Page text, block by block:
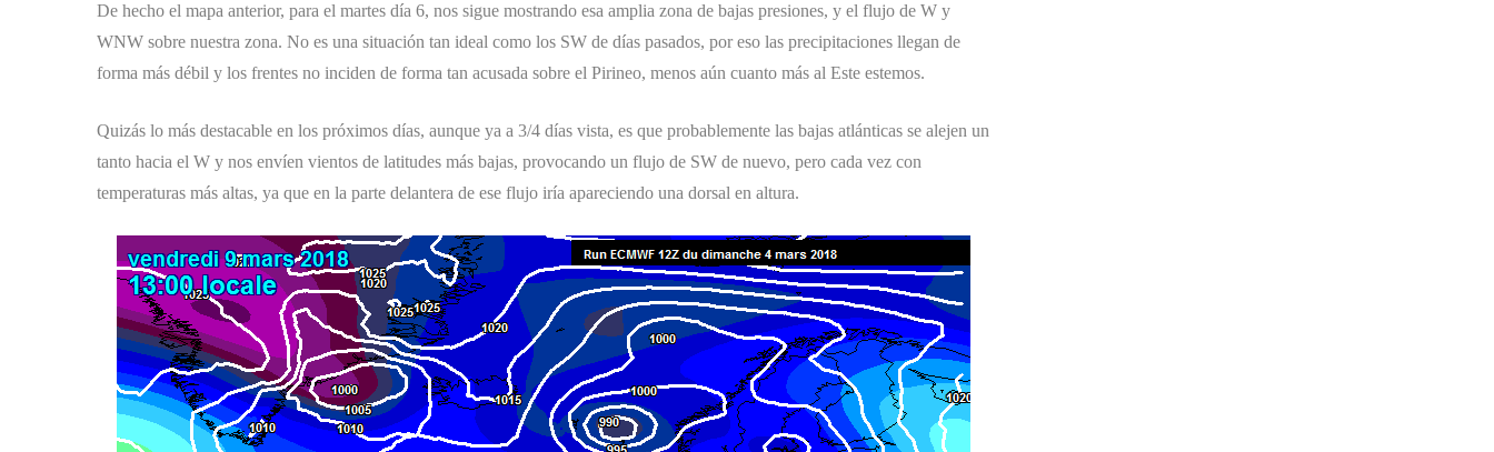
De hecho el mapa anterior, para el martes día 6, nos sigue mostrando esa amplia zona de bajas presiones, y el flujo de W y
WNW sobre nuestra zona. No es una situación tan ideal como los SW de días pasados, por eso las precipitaciones llegan de
forma más débil y los frentes no inciden de forma tan acusada sobre el Pirineo, menos aún cuanto más al Este estemos.
Quizás lo más destacable en los próximos días, aunque ya a 3/4 días vista, es que probablemente las bajas atlánticas se alejen un
tanto hacia el W y nos envíen vientos de latitudes más bajas, provocando un flujo de SW de nuevo, pero cada vez con
temperaturas más altas, ya que en la parte delantera de ese flujo iría apareciendo una dorsal en altura.